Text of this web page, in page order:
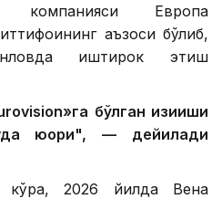
компанияси Европа
аъзоси бўлиб,
иштирок этиш
бўлган қизиқиши
юқори", — дейилади
кўра, 2026 йилда Вена